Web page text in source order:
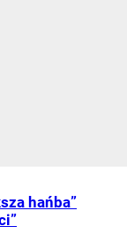
hańba”